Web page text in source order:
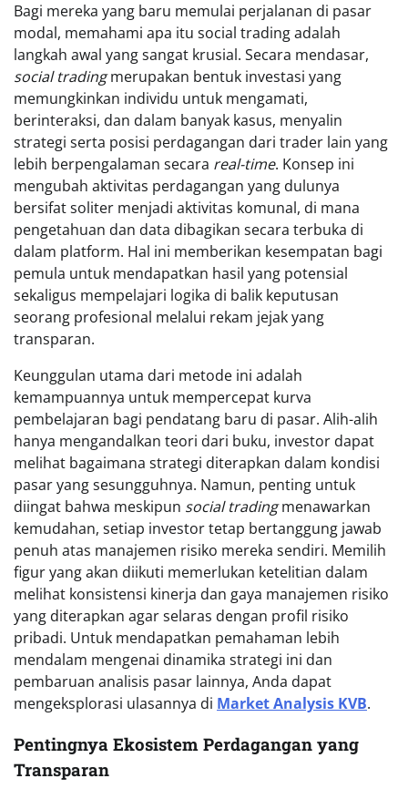
Bagi mereka yang baru memulai perjalanan di pasar
modal, memahami apa itu social trading adalah
langkah awal yang sangat krusial. Secara mendasar,
social tradingmerupakan bentuk investasi yang
memungkinkan individu untuk mengamati,
berinteraksi, dan dalam banyak kasus, menyalin
strategi serta posisi perdagangan dari trader lain yang
lebih berpengalaman secara real-time. Konsep ini
mengubah aktivitas perdagangan yang dulunya
bersifat soliter menjadi aktivitas komunal, di mana
pengetahuan dan data dibagikan secara terbuka di
dalam platform. Hal ini memberikan kesempatan bagi
pemula untuk mendapatkan hasil yang potensial
sekaligus mempelajari logika di balik keputusan
seorang profesional melalui rekam jejak yang
transparan.
Keunggulan utama dari metode ini adalah
kemampuannya untuk mempercepat kurva
pembelajaran bagi pendatang baru di pasar. Alih-alih
hanya mengandalkan teori dari buku, investor dapat
melihat bagaimana strategi diterapkan dalam kondisi
pasar yang sesungguhnya. Namun, penting untuk
diingat bahwa meskipun social tradingmenawarkan
kemudahan, setiap investor tetap bertanggung jawab
penuh atas manajemen risiko mereka sendiri. Memilih
figur yang akan diikuti memerlukan ketelitian dalam
melihat konsistensi kinerja dan gaya manajemen risiko
yang diterapkan agar selaras dengan profil risiko
pribadi. Untuk mendapatkan pemahaman lebih
mendalam mengenai dinamika strategi ini dan
pembaruan analisis pasar lainnya, Anda dapat
mengeksplorasi ulasannya di Market Analysis KVB.
Pentingnya Ekosistem Perdagangan yang
Transparan